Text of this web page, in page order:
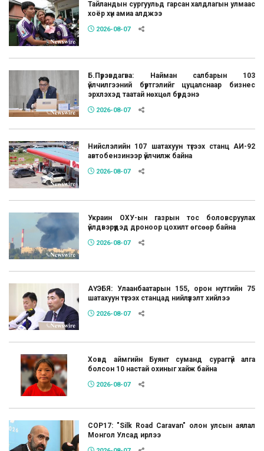
Тайландын сургуульд гарсан халдлагын улмаас
хоёр хүн амиа алджээ
2026-08-07
Б.Пүрэвдагва: Найман салбарын 103
үйлчилгээний бүртгэлийг цуцалснаар бизнес
эрхлэхэд таатай нөхцөл бүрдэнэ
2026-08-07
Нийслэлийн 107 шатахуун түгээх станц АИ-92
автобензинээр үйлчилж байна
2026-08-07
Украин ОХУ-ын газрын тос боловсруулах
үйлдвэрүүдэд дроноор цохилт өгсөөр байна
2026-08-07
АҮЭБЯ: Улаанбаатарын 155, орон нутгийн 75
шатахуун түгээх станцад нийлүүлэлт хийлээ
2026-08-07
Ховд аймгийн Буянт суманд сураггүй алга
болсон 10 настай охиныг хайж байна
2026-08-07
COP17: "Silk Road Caravan" олон улсын аялал
Монгол Улсад ирлээ